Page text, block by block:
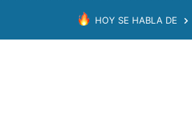
HOY SE HABLA DE